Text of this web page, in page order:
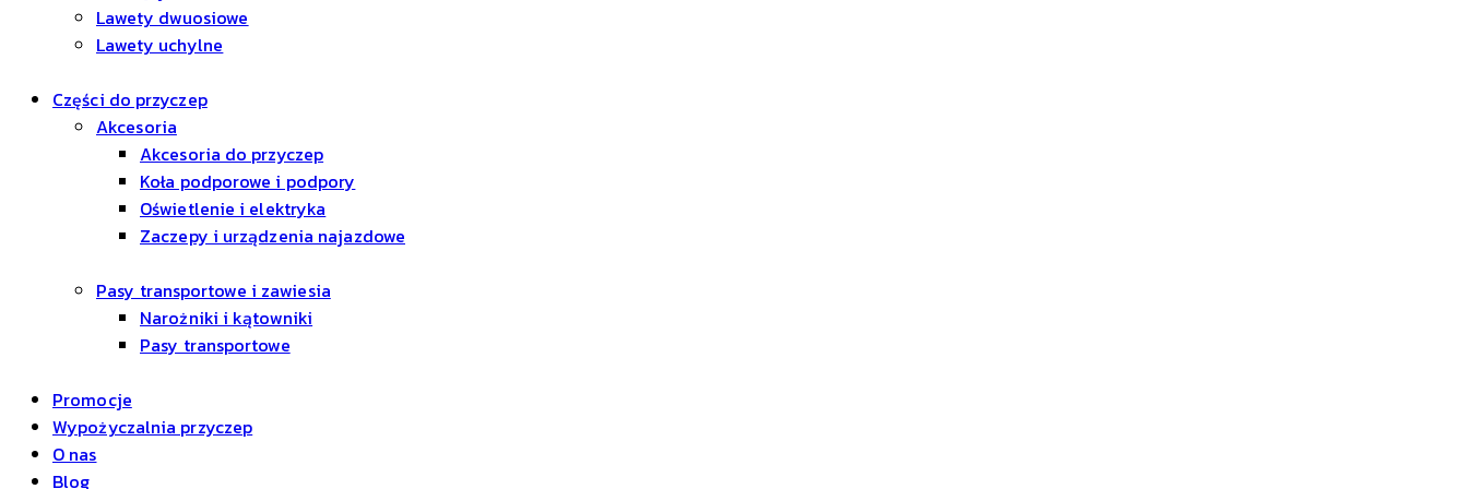
Lawety dwuosiowe
Lawety uchylne
Części do przyczep
Akcesoria
Akcesoria do przyczep
Koła podporowe i podpory
Oświetlenie i elektryka
Zaczepy i urządzenia najazdowe
Pasy transportowe i zawiesia
Narożniki i kątowniki
Pasy transportowe
Promocje
Wypożyczalnia przyczep
O nas
Blog